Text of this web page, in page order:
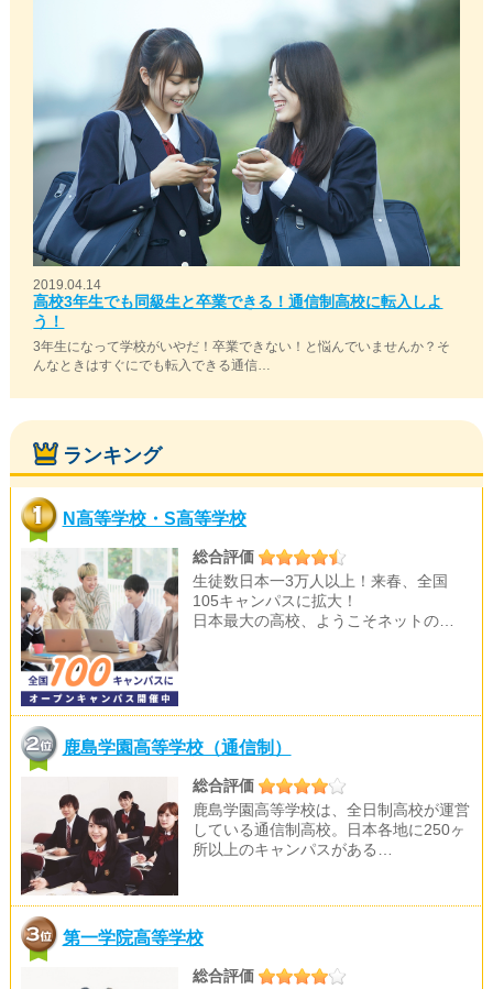
2019.04.14
高校3年生でも同級生と卒業できる！通信制高校に転入しよ
う！
3年生になって学校がいやだ！卒業できない！と悩んでいませんか？そ
んなときはすぐにでも転入できる通信…
ランキング
N高等学校・S高等学校
総合評価
生徒数日本一3万人以上！来春、全国
105キャンパスに拡大！
日本最大の高校、ようこそネットの…
鹿島学園高等学校（通信制）
総合評価
鹿島学園高等学校は、全日制高校が運営
している通信制高校。日本各地に250ヶ
所以上のキャンパスがある…
第一学院高等学校
総合評価